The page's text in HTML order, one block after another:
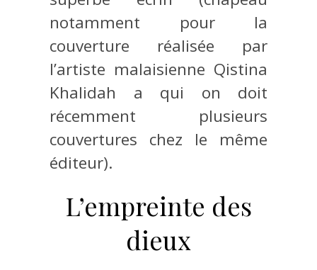
notamment pour la
couverture réalisée par
l’artiste malaisienne Qistina
Khalidah a qui on doit
récemment plusieurs
couvertures chez le même
éditeur).
L’empreinte des
dieux